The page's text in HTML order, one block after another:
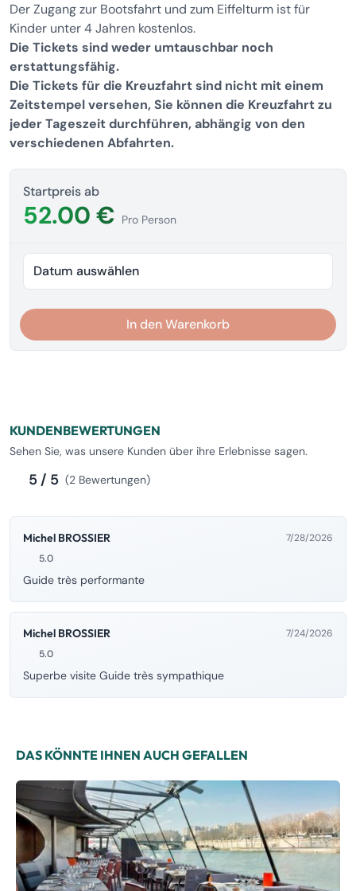
Der Zugang zur Bootsfahrt und zum Eiffelturm ist für
Kinder unter 4 Jahren kostenlos.
Die Tickets sind weder umtauschbar noch
erstattungsfähig.
Die Tickets für die Kreuzfahrt sind nicht mit einem
Zeitstempel versehen, Sie können die Kreuzfahrt zu
jeder Tageszeit durchführen, abhängig von den
verschiedenen Abfahrten.
Startpreis ab
52.00 € Pro Person
Datum auswählen
In den Warenkorb
KUNDENBEWERTUNGEN
Sehen Sie, was unsere Kunden über ihre Erlebnisse sagen.
5 / 5 (2 Bewertungen)
Michel BROSSIER
7/28/2026
5.0
Guide très performante
Michel BROSSIER
7/24/2026
5.0
Superbe visite Guide très sympathique
DAS KÖNNTE IHNEN AUCH GEFALLEN